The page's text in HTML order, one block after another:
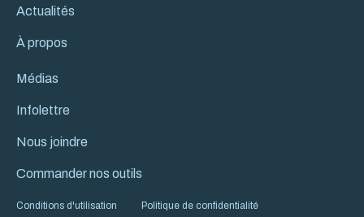
Actualités
À propos
Médias
Infolettre
Nous joindre
Commander nos outils
Conditions d'utilisation Politique de confidentialité